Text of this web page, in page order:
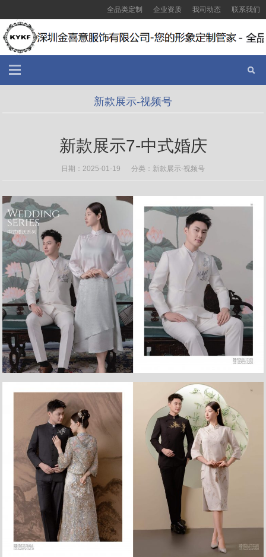
全品类定制 企业资质 我司动态 联系我们
新款展示-视频号
新款展示7-中式婚庆
日期：2025-01-19 分类： 新款展示-视频号